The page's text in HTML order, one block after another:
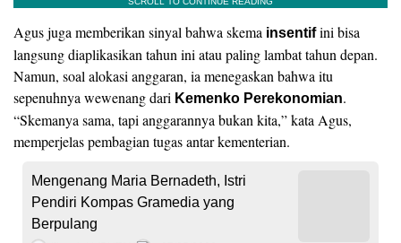
Agus juga memberikan sinyal bahwa skema insentifini bisa
langsung diaplikasikan tahun ini atau paling lambat tahun depan.
Namun, soal alokasi anggaran, ia menegaskan bahwa itu
sepenuhnya wewenang dari Kemenko Perekonomian.
“Skemanya sama, tapi anggarannya bukan kita,” kata Agus,
memperjelas pembagian tugas antar kementerian.
Mengenang Maria Bernadeth, Istri
Pendiri Kompas Gramedia yang
Berpulang